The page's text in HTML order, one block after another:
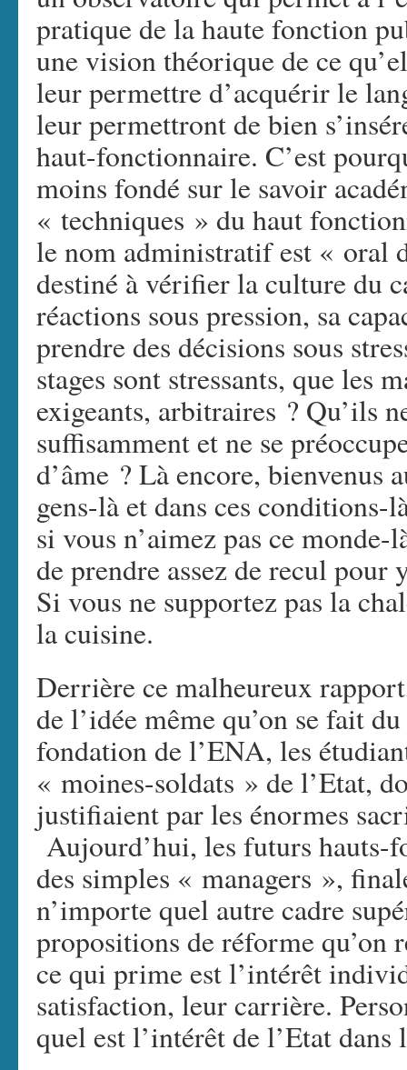
pratique de la haute fonction
une vision théorique de ce
leur permettre d’acquérir le
leur permettront de bien
haut-fonctionnaire. C’est
moins fondé sur le savoir
« techniques » du haut
le nom administratif est « oral
destiné à vérifier la culture du
réactions sous pression, sa
prendre des décisions sous
stages sont stressants, que les
exigeants, arbitraires ? Qu’ils
suffisamment et ne se
d’âme ? Là encore, bienvenus
gens-là et dans ces
si vous n’aimez pas ce monde-
de prendre assez de recul
Si vous ne supportez pas la
la cuisine.
Derrière ce malheureux
de l’idée même qu’on se fait
fondation de l’ENA, les
« moines-soldats » de l’Etat,
justifiaient par les énormes
Aujourd’hui, les futurs hauts-
des simples « managers »,
n’importe quel autre cadre
propositions de réforme qu’on
ce qui prime est l’intérêt
satisfaction, leur carrière.
quel est l’intérêt de l’Etat dans